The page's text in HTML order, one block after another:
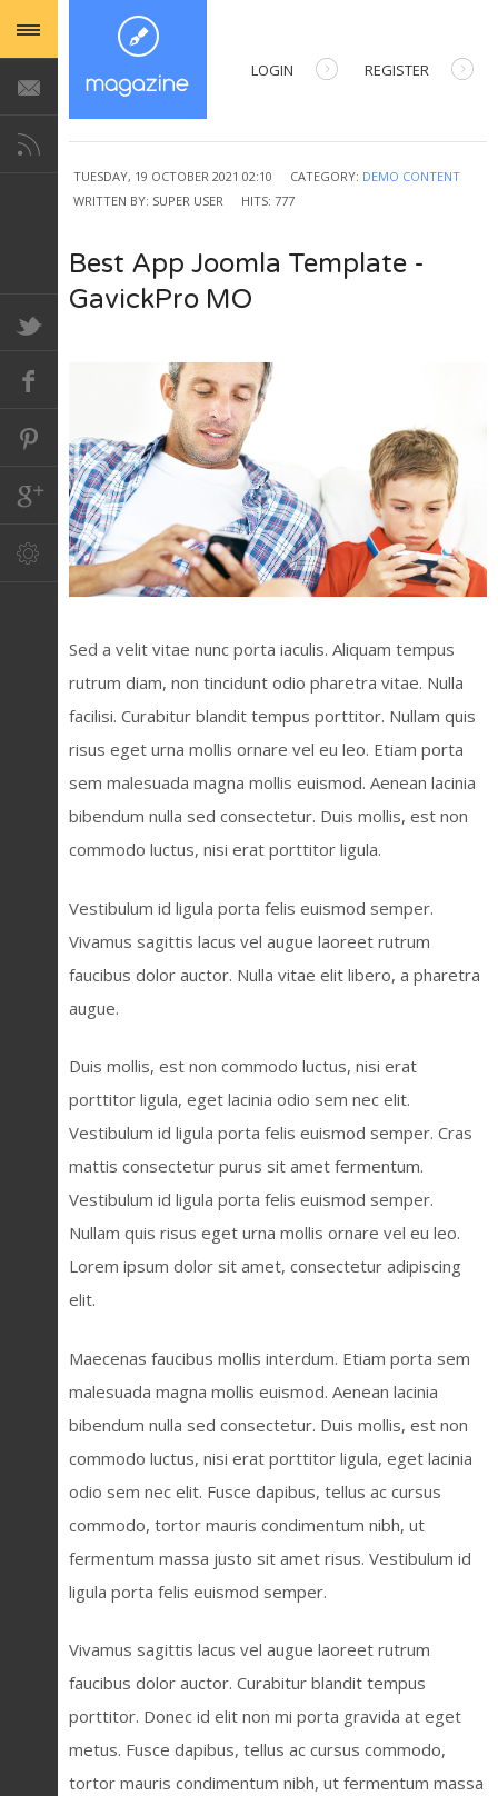
LOGIN REGISTER
TUESDAY, 19 OCTOBER 2021 02:10 CATEGORY: DEMO CONTENT
WRITTEN BY: SUPER USER HITS: 777
Best App Joomla Template -
GavickPro MO
Sed a velit vitae nunc porta iaculis. Aliquam tempus
rutrum diam, non tincidunt odio pharetra vitae. Nulla
facilisi. Curabitur blandit tempus porttitor. Nullam quis
risus eget urna mollis ornare vel eu leo. Etiam porta
sem malesuada magna mollis euismod. Aenean lacinia
bibendum nulla sed consectetur. Duis mollis, est non
commodo luctus, nisi erat porttitor ligula.
Vestibulum id ligula porta felis euismod semper.
Vivamus sagittis lacus vel augue laoreet rutrum
faucibus dolor auctor. Nulla vitae elit libero, a pharetra
augue.
Duis mollis, est non commodo luctus, nisi erat
porttitor ligula, eget lacinia odio sem nec elit.
Vestibulum id ligula porta felis euismod semper. Cras
mattis consectetur purus sit amet fermentum.
Vestibulum id ligula porta felis euismod semper.
Nullam quis risus eget urna mollis ornare vel eu leo.
Lorem ipsum dolor sit amet, consectetur adipiscing
elit.
Maecenas faucibus mollis interdum. Etiam porta sem
malesuada magna mollis euismod. Aenean lacinia
bibendum nulla sed consectetur. Duis mollis, est non
commodo luctus, nisi erat porttitor ligula, eget lacinia
odio sem nec elit. Fusce dapibus, tellus ac cursus
commodo, tortor mauris condimentum nibh, ut
fermentum massa justo sit amet risus. Vestibulum id
ligula porta felis euismod semper.
Vivamus sagittis lacus vel augue laoreet rutrum
faucibus dolor auctor. Curabitur blandit tempus
porttitor. Donec id elit non mi porta gravida at eget
metus. Fusce dapibus, tellus ac cursus commodo,
tortor mauris condimentum nibh, ut fermentum massa
USERNAME
PASSWORD
REMEMBER ME
Forgot your password?
Forgot your username?